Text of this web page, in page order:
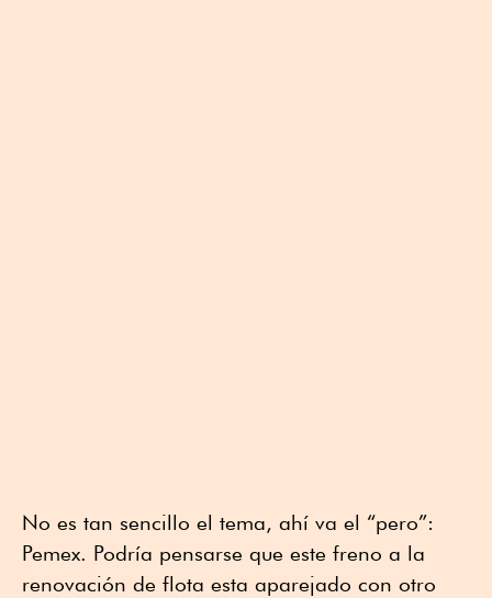
No es tan sencillo el tema, ahí va el “pero”:
Pemex. Podría pensarse que este freno a la
renovación de flota esta aparejado con otro